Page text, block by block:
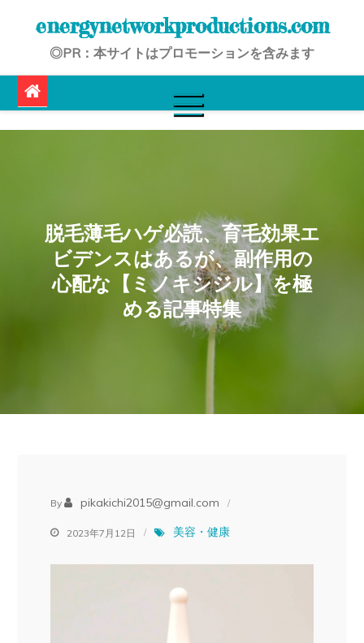
energynetworkproductions.com
◎PR：本サイトはプロモーションを含みます
脱毛薄毛ハゲ必読、育毛効果エ
ビデンスはあるが、副作用の
心配な【ミノキシジル】を極
める記事特集
By pikakichi2015@gmail.com
2023年7月12日 美容・健康